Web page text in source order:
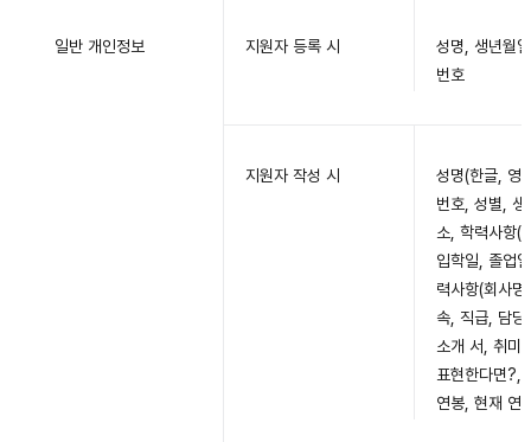
일반 개인정보 지원자 등록 시
성명, 생년월
번호
지원자 작성 시
성명(한글, 영
번호, 성별,
소, 학력사항(
입학일, 졸업
력사항(회사
속, 직급, 담
소개 서, 취미/
표현한다면?,
연봉, 현재 연